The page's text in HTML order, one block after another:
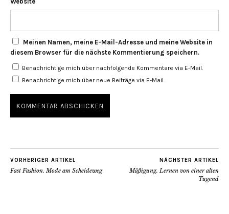
Meinen Namen, meine E-Mail-Adresse und meine Website in
diesem Browser für die nächste Kommentierung speichern.
Benachrichtige mich über nachfolgende Kommentare via E-Mail.
Benachrichtige mich über neue Beiträge via E-Mail.
VORHERIGER ARTIKEL
Fast Fashion. Mode am Scheideweg
NÄCHSTER ARTIKEL
Mäßigung. Lernen von einer alten
Tugend